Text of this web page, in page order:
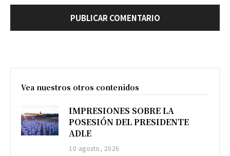
Vea nuestros otros contenidos
IMPRESIONES SOBRE LA
POSESIÓN DEL PRESIDENTE
ADLE
10 agosto, 2026